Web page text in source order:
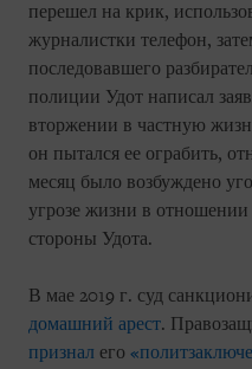
перешел на крик,
журналистки телефон,
последовавшего
полиции Удот написал
вторжении в частную
он пытался ее ограбить,
месяц было возбуждено
угрозе жизни в
стороны Удота.
В мае 2019 г. суд
домашний арест.
признал его